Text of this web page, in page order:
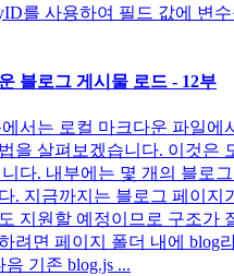
를 사용하여 필드 값에 변
블로그 게시물 로드 - 12부
서는 로컬 마크다운 파일에
을 살펴보겠습니다. 이것은
다. 내부에는 몇 개의 블로
. 지금까지는 블로그 페이지
지원할 예정이므로 구조가
려면 페이지 폴더 내에 blog
기존 blog.js ...